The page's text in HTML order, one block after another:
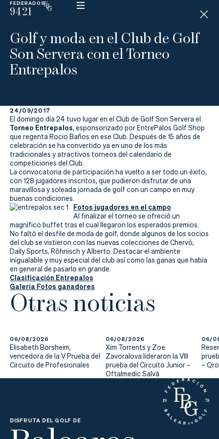
FEDERADOS
9421
ESP
N
D
I
C
A
P
La
Federación
Federarse
Jugar
Aprender
Actualidad
Tienda
Golf y moda en el Club de Golf
Son Servera con el Torneo
Entrepalos
24/09/2017
El domingo día 24 tuvo lugar en el Club de Golf Son Servera el
Torneo Entrepalos, esponsorizado por EntrePalos Golf Shop
que regenta Rocio Baños en ese Club. Después de 15 años de
celebración se ha convertido ya en uno de los más
tradicionales y atractivos torneos del calendario de
competiciones del Club.
La convocatoria de participación ha vuelto a ser todo un éxito,
con 128 jugadores inscritos, que pudieron disfrutar de una
maravillosa y soleada jornada de golf con un campo en muy
buenas condiciones.
Fotos jugadores en el campo
Al finalizar el torneo se ofreció un
magnífico buffet tras el cual llegaron los esperados premios.
No faltó el desfile de moda de golf, donde algunos de los socios
del club se vistieron con las nuevas colecciones de Chervò,
Daily Sports, Rôhnisch y Alberto. Destacar el ambiente
inigualable y muy especial del club así como las ganas que había
en general de pasarlo en grande.
Clasificación Entrepalos
Galería Fotos ganadores
Otras noticias
06/08/2026
Elisabeth Borsheim,
vencedora de la V Prueba del
Circuito de Profesionales
06/08/2026
Xim Torrents y Zoe
Zavoralova lideraron la VIII
prueba del Circuito Junior –
Oftalmedic Salvà
06/
–
DISFRUTA DEL GOLF DE